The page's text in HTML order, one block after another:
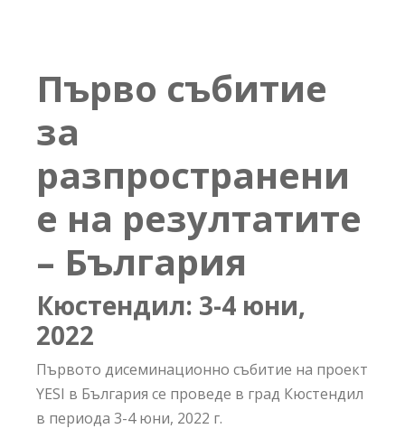
Първо събитие
за
разпространени
е на резултатите
– България
Кюстендил: 3-4 юни,
2022
Първото дисеминационно събитие на проект
YESI в България се проведе в град Кюстендил
в периода 3-4 юни, 2022 г.